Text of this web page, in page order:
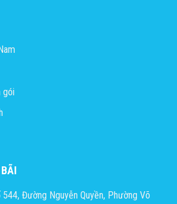
gói
Đường Nguyễn Quyền, Phường Võ